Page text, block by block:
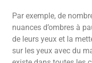
Par exemple, de
nuances d’ombres à
de leurs yeux et la
sur les yeux avec du